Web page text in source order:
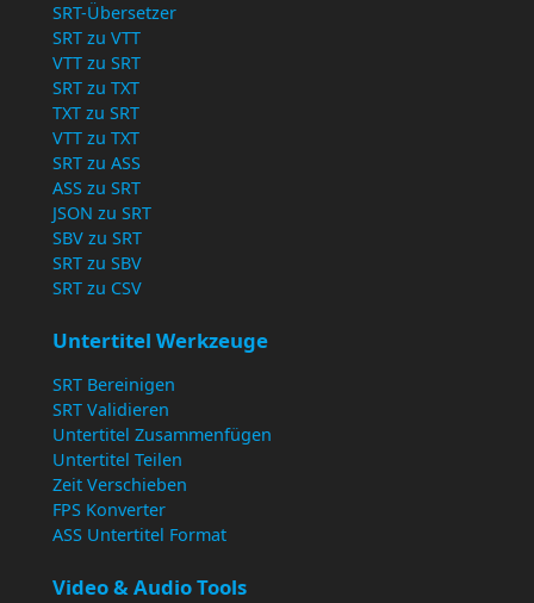
SRT-Übersetzer
SRT zu VTT
VTT zu SRT
SRT zu TXT
TXT zu SRT
VTT zu TXT
SRT zu ASS
ASS zu SRT
JSON zu SRT
SBV zu SRT
SRT zu SBV
SRT zu CSV
Untertitel Werkzeuge
SRT Bereinigen
SRT Validieren
Untertitel Zusammenfügen
Untertitel Teilen
Zeit Verschieben
FPS Konverter
ASS Untertitel Format
Video & Audio Tools